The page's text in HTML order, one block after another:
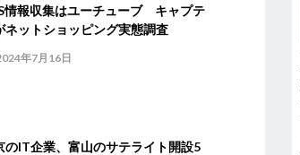
情報収集はユーチューブ キャプテ
ネットショッピング実態調査
年7月16日
のIT企業、富山のサテライト開設5